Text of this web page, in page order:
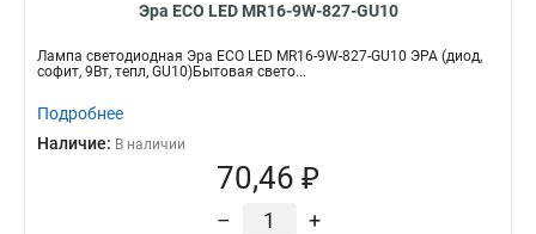
Эра ECO LED MR16-9W-827-GU10
Лампа светодиодная Эра ECO LED MR16-9W-827-GU10 ЭРА (диод,
софит, 9Вт, тепл, GU10)Бытовая свето...
Подробнее
Наличие: В наличии
70,46 ₽
– +